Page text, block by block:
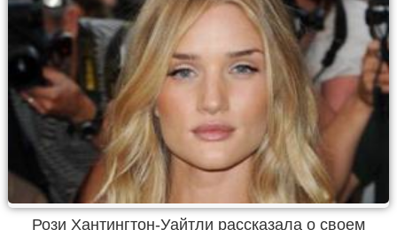
Рози Хантингтон-Уайтли рассказала о своем